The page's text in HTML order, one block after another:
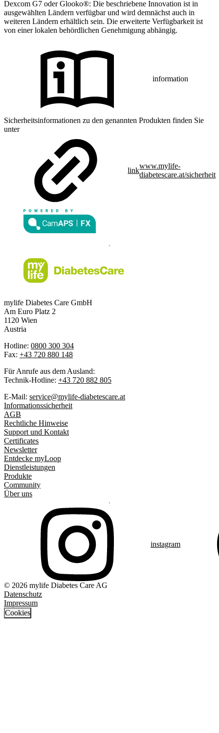
Dexcom G7 oder Glooko®: Die beschriebene Innovation ist in
ausgewählten Ländern verfügbar und wird demnächst auch in
weiteren Ländern erhältlich sein. Die erweiterte Verfügbarkeit ist
von einer lokalen behördlichen Genehmigung abhängig.
information
Sicherheitsinformationen zu den genannten Produkten finden Sie
unter
link
www.mylife-
diabetescare.at/sicherheit
mylife Diabetes Care GmbH
Am Euro Platz 2
1120 Wien
Austria
Hotline: 0800 300 304
Fax: +43 720 880 148
Für Anrufe aus dem Ausland:
Technik-Hotline: +43 720 882 805
E-Mail: service@mylife-diabetescare.at
Informationssicherheit
AGB
Rechtliche Hinweise
Support und Kontakt
Certificates
Newsletter
Entdecke myLoop
Dienstleistungen
Produkte
Community
Über uns
instagram
© 2026 mylife Diabetes Care AG
Datenschutz
Impressum
Cookies